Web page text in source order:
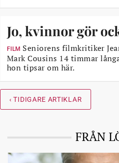
Jo, kvinnor gör
FILM Seniorens filmkritiker
Mark Cousins 14 timmar
hon tipsar om här.
‹ TIDIGARE ARTIKLAR
FRÅN